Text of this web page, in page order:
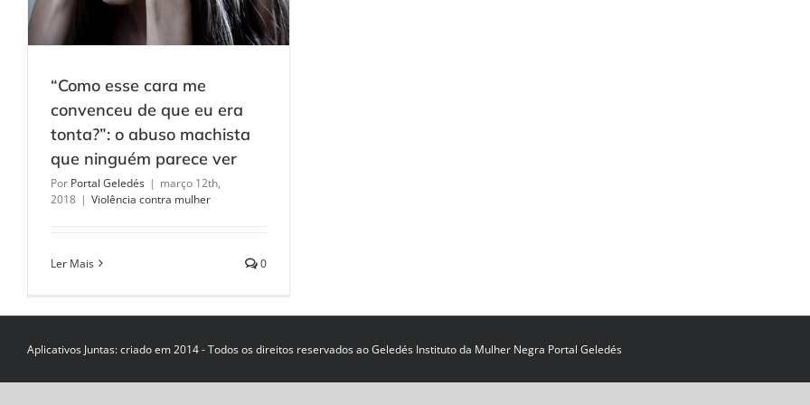
“Como esse cara me
convenceu de que eu era
tonta?”: o abuso machista
que ninguém parece ver
Por Portal Geledés | março 12th,
2018 | Violência contra mulher
Ler Mais 0
Aplicativos Juntas: criado em 2014 - Todos os direitos reservados ao Geledés Instituto da Mulher Negra Portal Geledés